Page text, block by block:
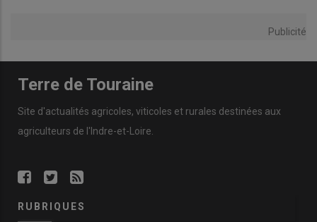
Publicité
Terre de Touraine
Site d'actualités agricoles, viticoles et rurales destinées aux
agriculteurs de l'Indre-et-Loire.
RUBRIQUES